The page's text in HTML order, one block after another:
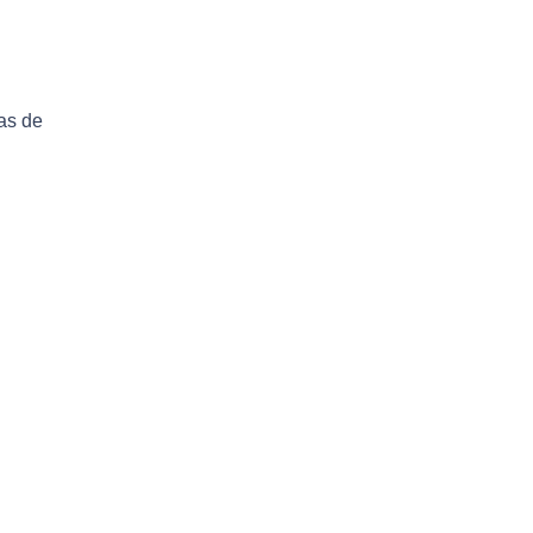
de